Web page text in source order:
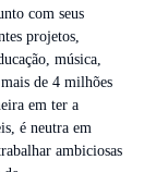
com seus
projetos,
música,
de 4 milhões
em ter a
é neutra em
ambiciosas